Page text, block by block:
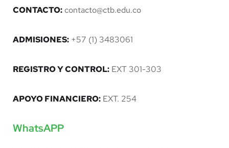
CONTACTO: contacto@ctb.edu.co
ADMISIONES: +57 (1) 3483061
REGISTRO Y CONTROL: EXT 301-303
APOYO FINANCIERO: EXT. 254
WhatsAPP